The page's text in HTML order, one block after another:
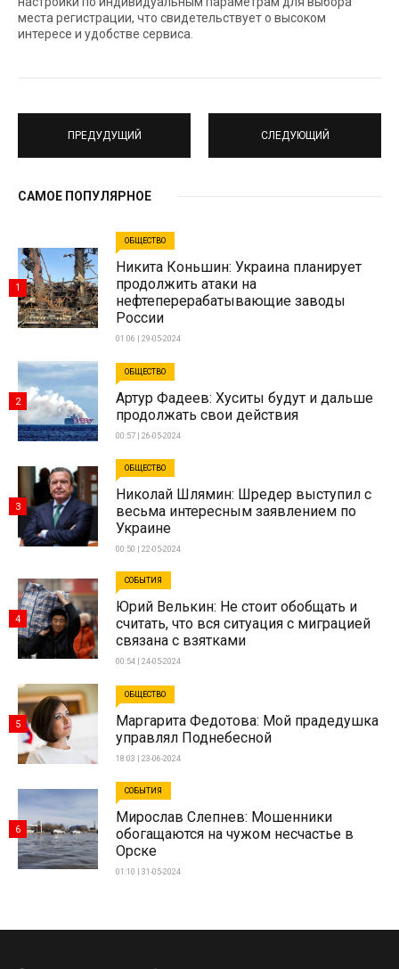
места регистрации, что свидетельствует о высоком
интересе и удобстве сервиса.
ПРЕДУДУЩИЙ СЛЕДУЮЩИЙ
САМОЕ ПОПУЛЯРНОЕ
ОБЩЕСТВО
Никита Коньшин: Украина планирует
продолжить атаки на
нефтеперерабатывающие заводы
России
01:06 | 29-05-2024
1
ОБЩЕСТВО
Артур Фадеев: Хуситы будут и дальше
продолжать свои действия
00:57 | 26-05-2024
2
ОБЩЕСТВО
Николай Шлямин: Шредер выступил с
весьма интересным заявлением по
Украине
00:50 | 22-05-2024
3
СОБЫТИЯ
Юрий Велькин: Не стоит обобщать и
считать, что вся ситуация с миграцией
связана с взятками
00:54 | 24-05-2024
4
ОБЩЕСТВО
Маргарита Федотова: Мой прадедушка
управлял Поднебесной
18:03 | 23-06-2024
5
СОБЫТИЯ
Мирослав Слепнев: Мошенники
обогащаются на чужом несчастье в
Орске
01:10 | 31-05-2024
6